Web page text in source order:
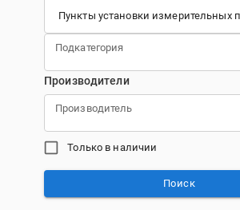
Подкатегория
Производители
Производитель
Только в наличии
Поиск